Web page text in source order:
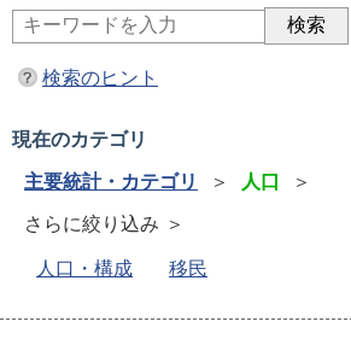
検索のヒント
現在のカテゴリ
主要統計・カテゴリ
＞ 人口 ＞
さらに絞り込み ＞
人口・構成
移民